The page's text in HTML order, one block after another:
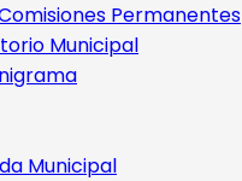
Permanentes
Municipal
Municipal